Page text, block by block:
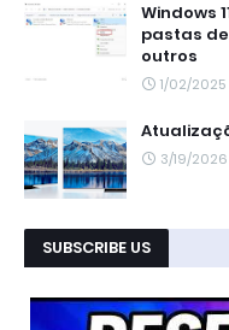
Windows
pastas de
outros
1/02/2025
3/19/2026
SUBSCRIBE US